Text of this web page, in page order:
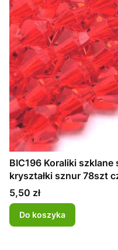
BIC196 Koraliki
kryształki sznur 78szt
Cena
5,50 zł
Do koszyka